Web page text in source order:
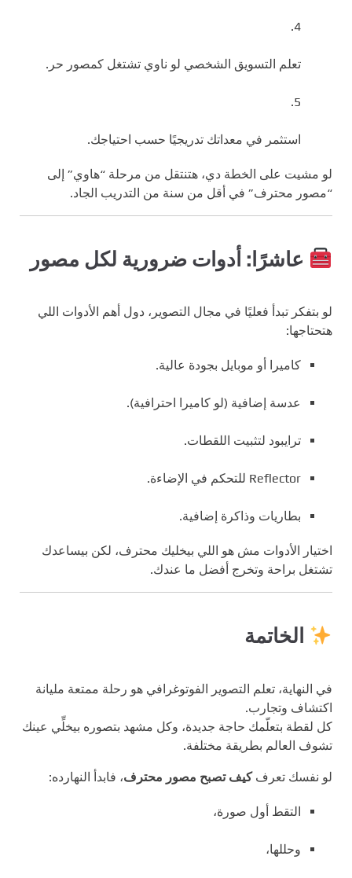
تعلم التسويق الشخصي لو ناوي تشتغل كمصور حر.
استثمر في معداتك تدريجيًا حسب احتياجك.
لو مشيت على الخطة دي، هتنتقل من مرحلة “هاوي” إلى
“مصور محترف” في أقل من سنة من التدريب الجاد.
عاشرًا: أدوات ضرورية لكل مصور
لو بتفكر تبدأ فعليًا في مجال التصوير، دول أهم الأدوات اللي
هتحتاجها:
كاميرا أو موبايل بجودة عالية.
عدسة إضافية (لو كاميرا احترافية).
ترايبود لتثبيت اللقطات.
Reflector للتحكم في الإضاءة.
بطاريات وذاكرة إضافية.
اختيار الأدوات مش هو اللي بيخليك محترف، لكن بيساعدك
تشتغل براحة وتخرج أفضل ما عندك.
الخاتمة
في النهاية، تعلم التصوير الفوتوغرافي هو رحلة ممتعة مليانة
اكتشاف وتجارب.
كل لقطة بتعلّمك حاجة جديدة، وكل مشهد بتصوره بيخلِّي عينك
تشوف العالم بطريقة مختلفة.
لو نفسك تعرفكيف تصبح مصور محترف، فابدأ النهارده:
التقط أول صورة،
وحللها،